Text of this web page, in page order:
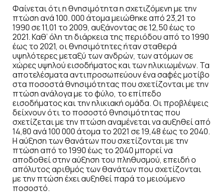
Φαίνεται ότι η θνησιμότητα η σχετιζόμενη με την
πτώση ανά 100. 000 άτομα μειώθηκε από 23,21 το
1990 σε 11,01 το 2009, αυξάνοντας σε 12,50 έως το
2021. Καθ’ όλη τη διάρκεια της περιόδου από το 1990
έως το 2021, οι θνησιμότητες ήταν σταθερά
υψηλότερες μεταξύ των ανδρών, των ατόμων σε
χώρες υψηλού εισοδήματος και των ηλικιωμένων. Τα
αποτελέσματα αντιπροσωπεύουν ένα σαφές μοτίβο
στα ποσοστά θνησιμότητας που σχετίζονται με την
πτώση ανάλογα με το φύλο, το επίπεδο
εισοδήματος και την ηλικιακή ομάδα. Οι προβλέψεις
δείχνουν ότι το ποσοστό θνησιμότητας που
σχετίζεται με την πτώση αναμένεται να αυξηθεί από
14,80 ανά 100 000 άτομα το 2021 σε 19,48 έως το 2040.
Η αύξηση των θανάτων που σχετίζονται με την
πτώση από το 1990 έως το 2040 μπορεί να
αποδοθεί στην αύξηση του πληθυσμού, επειδή ο
απόλυτος αριθμός των θανάτων που σχετίζονται
με την πτώση έχει αυξηθεί παρά το μειούμενο
ποσοστό.